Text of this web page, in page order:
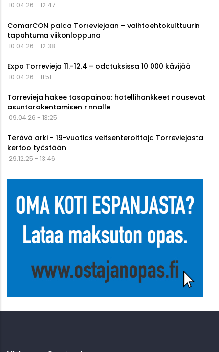
10.04.26 - 12:47
ComarCON palaa Torreviejaan – vaihtoehtokulttuurin
tapahtuma viikonloppuna
10.04.26 - 12:38
Expo Torrevieja 11.-12.4 – odotuksissa 10 000 kävijää
10.04.26 - 11:51
Torrevieja hakee tasapainoa: hotellihankkeet nousevat
asuntorakentamisen rinnalle
09.04.26 - 13:25
Terävä arki - 19-vuotias veitsenteroittaja Torreviejasta
kertoo työstään
29.12.25 - 13:46